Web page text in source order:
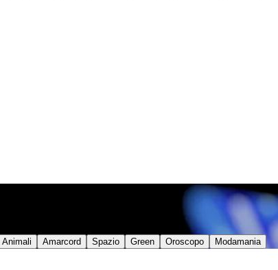
Animali Amarcord Spazio Green Oroscopo Modamania